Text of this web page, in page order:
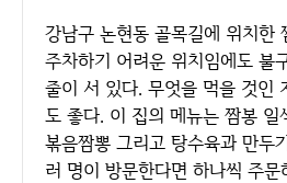
강남구 논현동 골목길에 위치한
주차하기 어려운 위치임에도 불
줄이 서 있다. 무엇을 먹을 것인
도 좋다. 이 집의 메뉴는 짬봉 일
볶음짬뽕 그리고 탕수육과 만두
러 명이 방문한다면 하나씩 주